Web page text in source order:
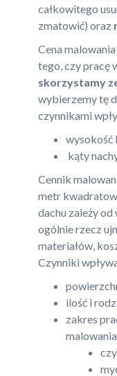
całkowitego
zmatowić) oraz
Cena
tego, czy pracę
skorzystamy
wybierzemy tę
czynnikami
wysokość
kąty
Cennik
metr
dachu zależy
ogólnie rzecz
materiałów,
Czynniki
ilość i
zakres